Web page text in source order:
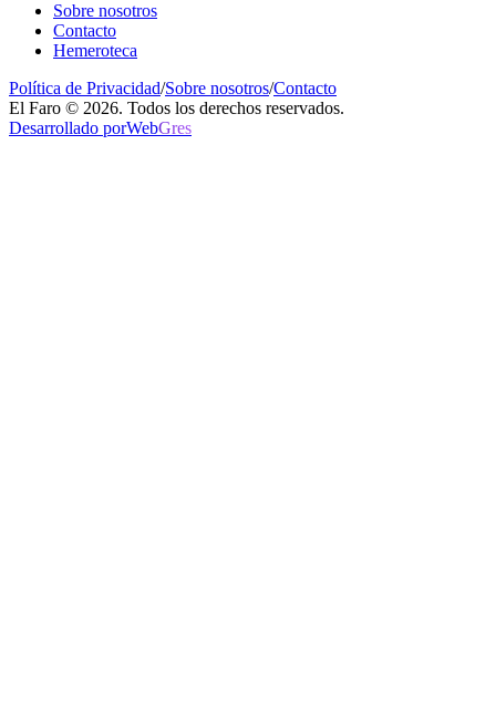
Sobre nosotros
Contacto
Hemeroteca
Política de Privacidad/Sobre nosotros/Contacto
El Faro © 2026. Todos los derechos reservados.
Desarrollado porWebGres